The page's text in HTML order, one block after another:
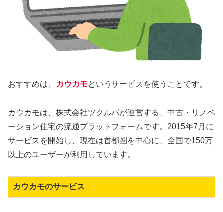
おすすめは、 カウカモというサービスを使うことです。
カウカモは、株式会社ツクルバが運営する、中古・リノベ
ーション住宅の流通プラットフォームです。2015年7月に
サービスを開始し、現在は首都圏を中心に、全国で150万
以上のユーザーが利用しています。
カウカモのサービス